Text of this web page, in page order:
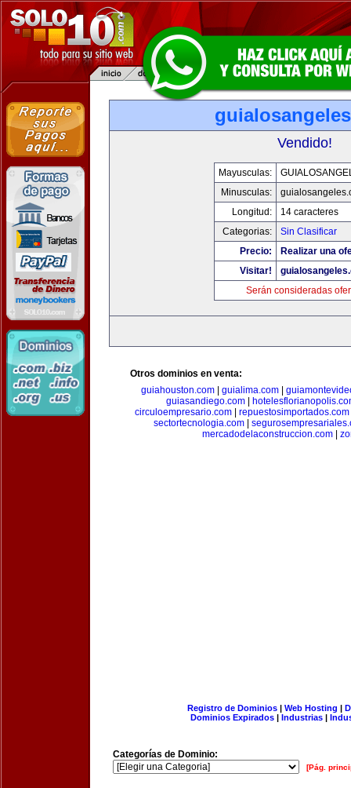
Vendido!
Mayusculas:
Minusculas:
Longitud:
14 caracteres
Categorias:
Sin Clasificar
Precio:
Realizar una
Visitar!
Serán consideradas
Otros dominios en venta:
guiahouston.com| guialima.com|
guiasandiego.com
circuloempresario.com| repuestosimportados.com
sectortecnologia.com
mercadodelaconstruccion.com
Registro de Dominios| Web Hosting |
Dominios Expirados | Industrias |
Categorías de Dominio:
[Pág.